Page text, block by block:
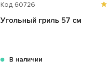
Код 60726
Угольный гриль 57 см
В наличии